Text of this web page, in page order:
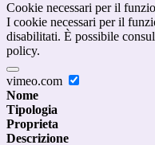
Cookie necessari per il
I cookie necessari per il
disabilitati. È possibile
policy.
vimeo.com
Nome
Tipologia
Proprieta
Descrizione